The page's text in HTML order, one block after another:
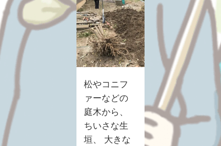
松やコニフ
ァーなどの
庭木から、
ちいさな生
垣、 大きな